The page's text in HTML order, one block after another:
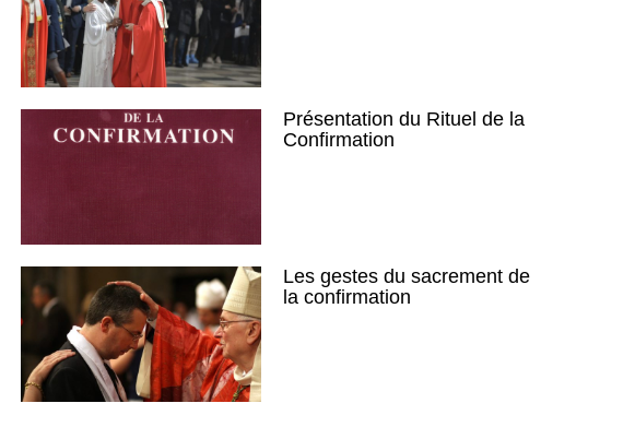
Présentation du Rituel de la
Confirmation
Les gestes du sacrement de
la confirmation